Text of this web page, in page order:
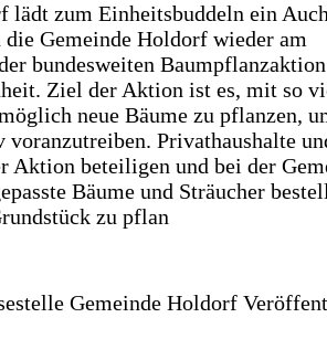
lädt zum Einheitsbuddeln ein
Gemeinde Holdorf wieder am
bundesweiten
Ziel der Aktion ist es, mit so
neue Bäume zu pflanzen,
Privathaushalte
Aktion beteiligen und bei der
Bäume und Sträucher
zu pflan
Gemeinde Holdorf